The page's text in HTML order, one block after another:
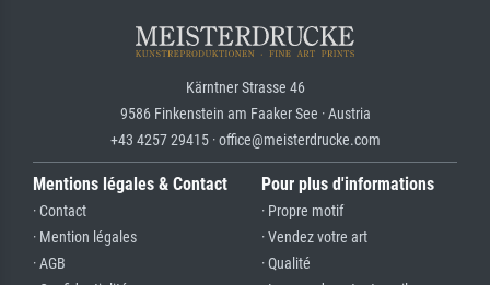
Kärntner Strasse 46
9586 Finkenstein am Faaker See · Austria
+43 4257 29415 · office@meisterdrucke.com
Mentions légales & Contact
· Contact
· Mention légales
· AGB
Pour plus d'informations
· Propre motif
· Vendez votre art
· Qualité